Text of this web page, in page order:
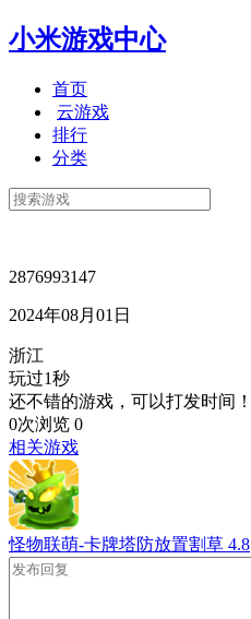
小米游戏中心
首页
云游戏
排行
分类
2876993147
2024年08月01日
浙江
玩过1秒
还不错的游戏，可以打发时间！
0次浏览 0
相关游戏
怪物联萌-卡牌塔防放置割草 4.8